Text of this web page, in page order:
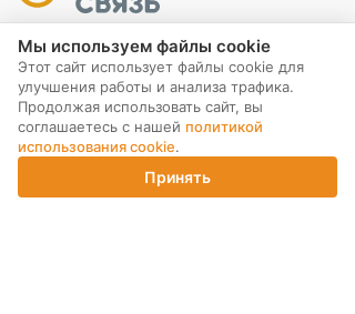
Корзина
МЫ В СОЦ. СЕТЯХ
Мы используем файлы cookie
Этот сайт использует файлы cookie для
улучшения работы и анализа трафика.
Продолжая использовать сайт, вы
соглашаетесь с нашей политикой
использования cookie.
Принять